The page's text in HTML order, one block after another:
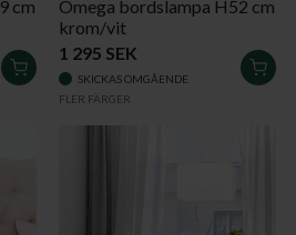
cm
LÄGG
I
VARUKORGEN
Omega bordslampa H52 cm
krom/vit
1 295 SEK
I
SKICKAS OMGÅENDE
FLER FÄRGER